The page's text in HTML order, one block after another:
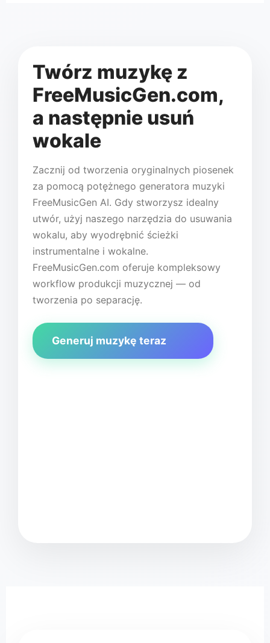
Twórz muzykę z
FreeMusicGen.com,
a następnie usuń
wokale
Zacznij od tworzenia oryginalnych piosenek
za pomocą potężnego generatora muzyki
FreeMusicGen AI. Gdy stworzysz idealny
utwór, użyj naszego narzędzia do usuwania
wokalu, aby wyodrębnić ścieżki
instrumentalne i wokalne.
FreeMusicGen.com oferuje kompleksowy
workflow produkcji muzycznej — od
tworzenia po separację.
Generuj muzykę teraz